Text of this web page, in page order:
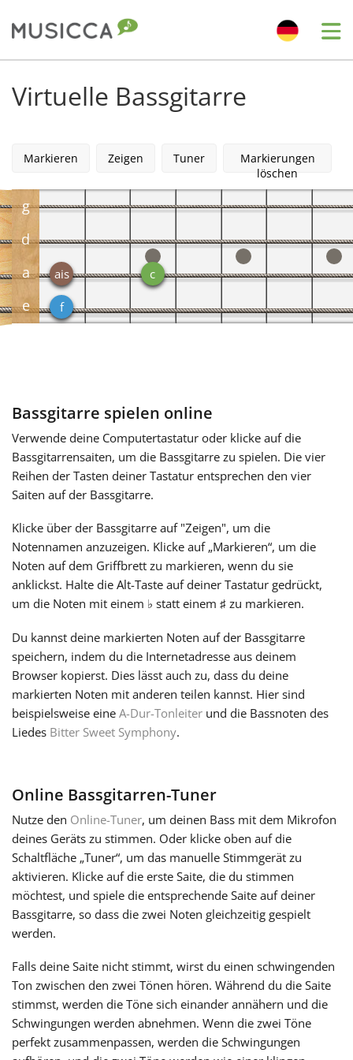
English
한국어
Italiano
日本語
Polski
Português
Русский
Svenska
Tiếng Việt
Türkçe
简体中文
繁體中文
Virtuelle Bassgitarre
Markieren Zeigen Tuner
Markierungen
löschen
g
d
a
e
ais
f
c
Bassgitarre spielen online
Verwende deine Computertastatur oder klicke auf die
Bassgitarrensaiten, um die Bassgitarre zu spielen. Die vier
Reihen der Tasten deiner Tastatur entsprechen den vier
Saiten auf der Bassgitarre.
Klicke über der Bassgitarre auf "Zeigen", um die
Notennamen anzuzeigen. Klicke auf „Markieren“, um die
Noten auf dem Griffbrett zu markieren, wenn du sie
anklickst. Halte die Alt-Taste auf deiner Tastatur gedrückt,
um die Noten mit einem ♭ statt einem ♯ zu markieren.
Du kannst deine markierten Noten auf der Bassgitarre
speichern, indem du die Internetadresse aus deinem
Browser kopierst. Dies lässt auch zu, dass du deine
markierten Noten mit anderen teilen kannst. Hier sind
beispielsweise eine A-Dur-Tonleiter und die Bassnoten des
Liedes Bitter Sweet Symphony.
Online Bassgitarren-Tuner
Nutze den Online-Tuner, um deinen Bass mit dem Mikrofon
deines Geräts zu stimmen. Oder klicke oben auf die
Schaltfläche „Tuner“, um das manuelle Stimmgerät zu
aktivieren. Klicke auf die erste Saite, die du stimmen
möchtest, und spiele die entsprechende Saite auf deiner
Bassgitarre, so dass die zwei Noten gleichzeitig gespielt
werden.
Falls deine Saite nicht stimmt, wirst du einen schwingenden
Ton zwischen den zwei Tönen hören. Während du die Saite
stimmst, werden die Töne sich einander annähern und die
Schwingungen werden abnehmen. Wenn die zwei Töne
perfekt zusammenpassen, werden die Schwingungen